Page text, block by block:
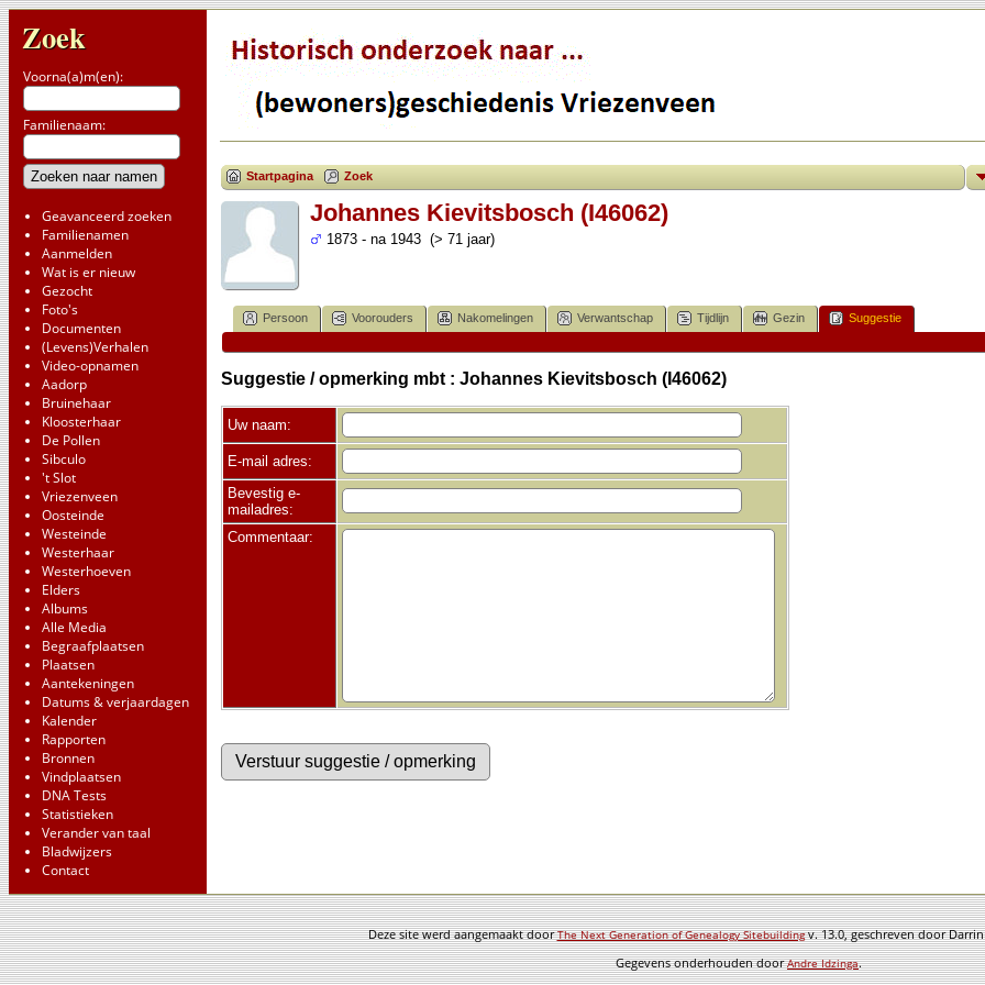
Zoek
Voorna(a)m(en):
Familienaam:
Geavanceerd zoeken
Familienamen
Aanmelden
Wat is er nieuw
Gezocht
Foto's
Documenten
(Levens)Verhalen
Video-opnamen
Aadorp
Bruinehaar
Kloosterhaar
De Pollen
Sibculo
't Slot
Vriezenveen
Oosteinde
Westeinde
Westerhaar
Westerhoeven
Elders
Albums
Alle Media
Begraafplaatsen
Plaatsen
Aantekeningen
Datums & verjaardagen
Kalender
Rapporten
Bronnen
Vindplaatsen
DNA Tests
Statistieken
Verander van taal
Bladwijzers
Contact
Startpagina Zoek
Johannes Kievitsbosch (I46062)
1873 - na 1943 (> 71 jaar)
Persoon Voorouders Nakomelingen Verwantschap Tijdlijn Gezin Suggestie
Suggestie / opmerking mbt : Johannes Kievitsbosch (I46062)
Uw naam:
E-mail adres:
Bevestig e-
mailadres:
Commentaar:
Deze site werd aangemaakt doorThe Next Generation of Genealogy Sitebuildingv. 13.0, geschreven door
Gegevens onderhouden doorAndre Idzinga.